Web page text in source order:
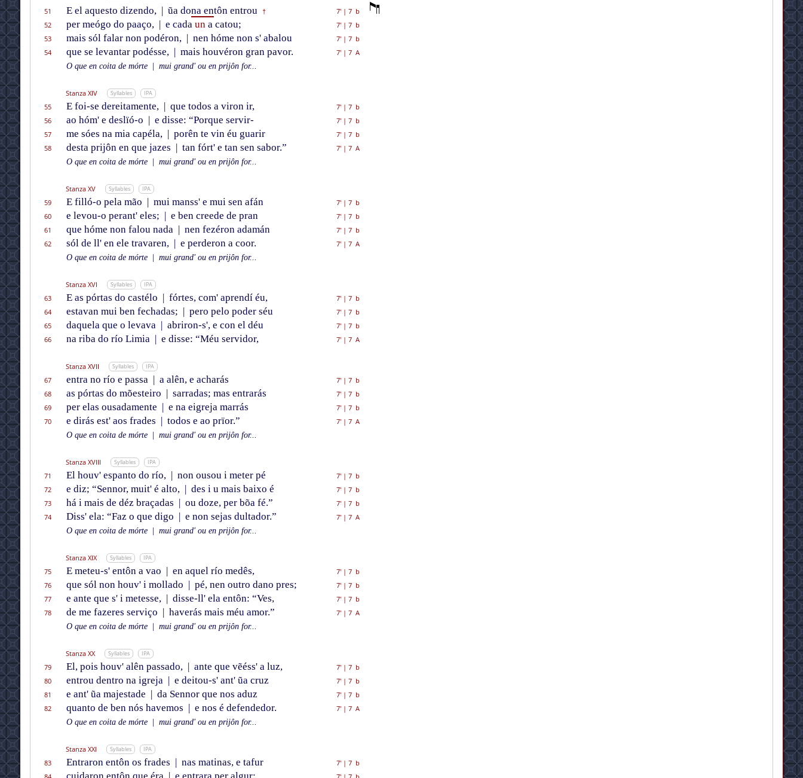
51 E el aquesto dizendo, | ũa dona entôn entrou † 7'| 7 b
52
per meógo do paaço, | e cada una catou; 7'| 7 b
53
mais sól falar non podéron, | nen hóme non s' abalou 7'| 7 b
54
que se levantar podésse, | mais houvéron gran pavor. 7'| 7 A
O que en coita de mórte
mui grand' ou en prijôn for...
Stanza XIV Syllables IPA
55 E foi-se dereitamente, | que todos a viron ir, 7'| 7 b
56
ao hóm' e deslïó-o | e disse: “Porque servir- 7'| 7 b
57
me sóes na mia capéla, | porên te vin éu guarir 7'| 7 b
58
desta prijôn en que jazes | tan fórt' e tan sen sabor.” 7'| 7 A
O que en coita de mórte
mui grand' ou en prijôn for...
Stanza XV Syllables IPA
59 E filló-o pela mão | mui manss' e mui sen afán 7'| 7 b
60
e levou-o perant' eles; | e ben creede de pran 7'| 7 b
61
que hóme non falou nada | nen fezéron adamán 7'| 7 b
62
sól de ll' en ele travaren, | e perderon a coor. 7'| 7 A
O que en coita de mórte
mui grand' ou en prijôn for...
Stanza XVI Syllables IPA
63 E as pórtas do castélo | fórtes, com' aprendí éu, 7'| 7 b
64
estavan mui ben fechadas; | pero pelo poder séu 7'| 7 b
65
daquela que o levava | abriron-s', e con el déu 7'| 7 b
66
na riba do río Limia | e disse: “Méu servidor, 7'| 7 A
Stanza XVII Syllables IPA
67 entra no río e passa | a alên, e acharás 7'| 7 b
68
as pórtas do mõesteiro | sarradas; mas entrarás 7'| 7 b
69
per elas ousadamente | e na eigreja marrás 7'| 7 b
70
e dirás est' aos frades | todos e ao prïor.” 7'| 7 A
O que en coita de mórte
mui grand' ou en prijôn for...
Stanza XVIII Syllables IPA
71 El houv' espanto do río, | non ousou i meter pé 7'| 7 b
72
e diz; “Sennor, muit' é alto, | des i u mais baixo é 7'| 7 b
73
há i mais de déz braçadas | ou doze, per bõa fé.” 7'| 7 b
74
Diss' ela: “Faz o que digo | e non sejas dultador.” 7'| 7 A
O que en coita de mórte
mui grand' ou en prijôn for...
Stanza XIX Syllables IPA
75 E meteu-s' entôn a vao | en aquel río medês, 7'| 7 b
76
que sól non houv' i mollado | pé, nen outro dano pres; 7'| 7 b
77
e ante que s' i metesse, | disse-ll' ela entôn: “Ves, 7'| 7 b
78
de me fazeres serviço | haverás mais méu amor.” 7'| 7 A
O que en coita de mórte
mui grand' ou en prijôn for...
Stanza XX Syllables IPA
79 El, pois houv' alên passado, | ante que vẽéss' a luz, 7'| 7 b
80
entrou dentro na igreja | e deitou-s' ant' ũa cruz 7'| 7 b
81
e ant' ũa majestade | da Sennor que nos aduz 7'| 7 b
82
quanto de ben nós havemos | e nos é defendedor. 7'| 7 A
O que en coita de mórte
mui grand' ou en prijôn for...
Stanza XXI Syllables IPA
83 Entraron entôn os frades | nas matinas, e tafur 7'| 7 b